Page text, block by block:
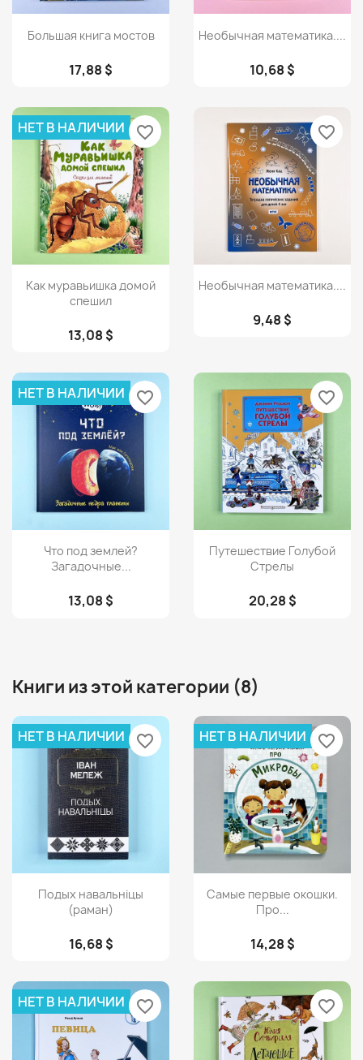
Просмотр
Большая книга мостов
17,88 $
Просмотр
Необычная математика....
10,68 $
Просмотр
Как муравьишка домой
спешил
13,08 $
НЕТ В НАЛИЧИИ favorite_border
Просмотр
Необычная математика....
9,48 $
favorite_border
 Просмотр
Что под землей?
Загадочные...
13,08 $
НЕТ В НАЛИЧИИ favorite_border
Просмотр
Путешествие Голубой
Стрелы
20,28 $
favorite_border
Книги из этой категории (8)
Просмотр
Подых навальніцы
(раман)
16,68 $
НЕТ В НАЛИЧИИ favorite_border
 Просмотр
Самые первые окошки.
Про...
14,28 $
НЕТ В НАЛИЧИИ favorite_border
НЕТ В НАЛИЧИИ favorite_border favorite_border